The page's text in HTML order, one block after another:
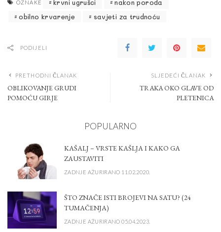
OZNAKE krvni ugrušci
nakon poroda
obilno krvarenje
savjeti za trudnoću
PODIJELI
PRETHODNI ČLANAK
OBLIKOVANJE GRUDI
POMOĆU GIRJE
SLJEDEĆI ČLANAK
TRAKA OKO GLAVE OD
PLETENICA
POPULARNO
KAŠALJ – VRSTE KAŠLJA I KAKO GA
ZAUSTAVITI
ZADNJE AŽURIRANO 11.02.2020.
ŠTO ZNAČE ISTI BROJEVI NA SATU? (24
TUMAČENJA)
ZADNJE AŽURIRANO 05.04.2023.